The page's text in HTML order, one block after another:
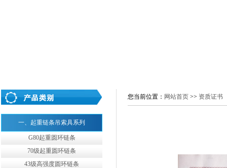
一、起重链条吊索具系列
G80起重圆环链条
70级起重圆环链条
43级高强度圆环链条
您当前位置： 网站首页 >> 资质证书